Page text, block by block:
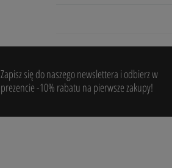
Zapisz się do naszego newslettera i odbierz w
prezencie -10% rabatu na pierwsze zakupy!